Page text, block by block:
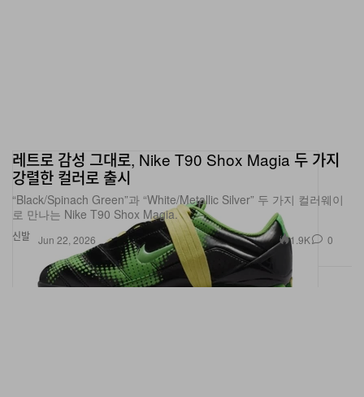
신발
레트로 감성 그대로, Nike T90 Shox Magia 두 가지
강렬한 컬러로 출시
“Black/Spinach Green”과 “White/Metallic Silver” 두 가지 컬러웨이
로 만나는 Nike T90 Shox Magia.
Jun 22, 2026 1.9K 0